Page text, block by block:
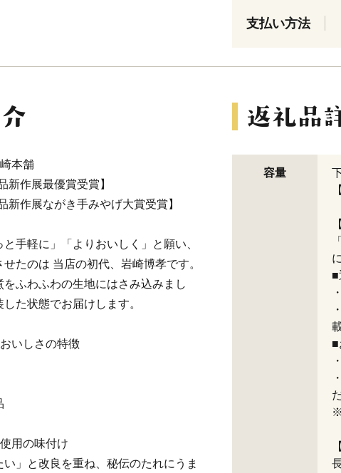
支払い方法
本舗
新作展最優賞受賞】
新作展ながき手みやげ大賞受賞】
手軽に」「よりおいしく」と願い、
たのは 当店の初代、岩崎博孝です。
ふわふわの生地にはさみ込みまし
た状態でお届けします。
いしさの特徴
用の味付け
い」と改良を重ね、秘伝のたれにうま
容量
■
■